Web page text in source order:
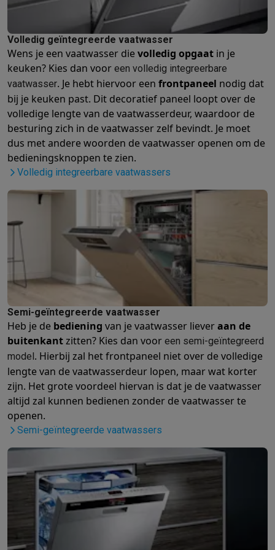
Elektrische barbecuesHoutskoolbarbecues
Koude dranken
Juicers BruiswatermachinesWaterfilterkannen
KookgereiPannenKookpottenKeukenweegschalen
DessertsWafelijzersIjsmachinesPannenkoekenmakers
Smart gardenBinnentuinKruidenCompost machines
Huishouden & airco
StofzuigenStofzuigersRobotstofzuigersSteelstofzuigers
RobotsRobotstofzuigers Dweilrobots Robotmaaiers
SchoonmakenVloerreinigers StoomreinigersTapijtreinigers
Kledingstomers
Naaien
Naaimachines Accessoires
Luchtbehandeling
LuchtreinigersLuchtbevochtigers
Elektrische verwarming Elektrische dekens
Wassen & drogenWasmachinesDroogkasten
Automatische voerbakAutomatische kattenbak
Beauty & gezondheid
Haardrogers Stijltangen Krultangen Föhnborstels
MondhygiëneElektrische tandenborstels Opzetborstels
ScherenElektrische scheerapparatenBaardtrimmers
Lichaamsontharing IPL ontharing
Ladyshaves
Beauty
Gelaatsverzorging LED Maskers Spiegels
Hand &
MassageVoetmassageMassagestoelen
Nek &
Gezondheid
Personenweegschalen Bloeddrukmeters
Voor de baby Babyfoons Borstkolven Flessenwarmers
TV, audio & foto
TV & beamers
Randapparatuur TVSoundbarsHome cinema
Bluetooth speakersSmart speakers
Muziek in huisRadio's & wekkers Platenspelers
NavigatieDashcamsGPSCoyoteGPS accessoires
TV & audio accessoiresSteunenKabels
Fototoestellen
Instant camera'sCanon
GoPro
Camcorder
Volledig geïntegreerde vaatwasser
Wens je een vaatwasser dievolledig opgaat in je
keuken? Kies dan voor een volledig integreerbare
vaatwasser. Je hebt hiervoor een frontpaneel nodig dat
bij je keuken past. Dit decoratief paneel loopt over de
volledige lengte van de vaatwasserdeur, waardoor de
besturing zich in de vaatwasser zelf bevindt. Je moet
dus met andere woorden de vaatwasser openen om de
bedieningsknoppen te zien.
Volledig integreerbare vaatwassers
Semi-geïntegreerde vaatwasser
Heb je de bediening van je vaatwasser lieveraan de
buitenkantzitten? Kies dan voor een semi-geïntegreerd
model. Hierbij zal het frontpaneel niet over de volledige
lengte van de vaatwasserdeur lopen, maar wat korter
zijn. Het grote voordeel hiervan is dat je de vaatwasser
altijd zal kunnen bedienen zonder de vaatwasser te
openen.
Semi-geïntegreerde vaatwassers